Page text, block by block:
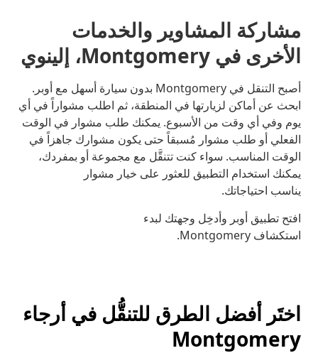
مشاركة المشاوير والخدمات
الأخرى في Montgomery، إلينوي
أصبح التنقل في Montgomery بدون سيارة أسهل مع أوبر.
ابحث عن أماكن لزيارتها في المنطقة، ثم اطلب مشواراً في أي
يوم وفي أي وقت من الأسبوع. يمكنك طلب مشوار في الوقت
الفعلي أو طلب مشوار مُسبقاً حتى يكون مشوارك جاهزاً في
الوقت المناسب. سواء كنت تتنقَّل مع مجموعة أو بمفردك،
يمكنك استخدام التطبيق للعثور على خيار مشوار
يناسب احتياجاتك.
افتح تطبيق أوبر وأدخِل وجهتك لبدء
استكشاف Montgomery.
اختَر أفضل الطرق للتنقُّل في أرجاء
Montgomery